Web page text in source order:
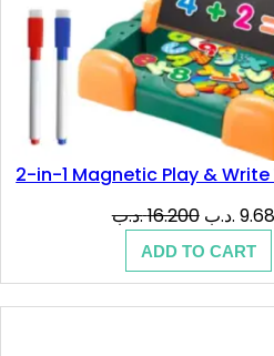
2-in-1 Magnetic Play &
16.200.د.ب
Original
price
was:
.د.ب
ADD TO CART